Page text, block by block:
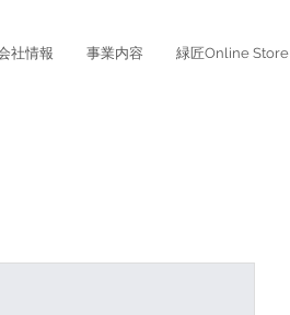
社情報 事業内容 緑匠Online Store